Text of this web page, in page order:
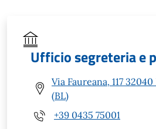
Ufficio segreteria e
Via Faureana, 117
(BL)
+39 0435 75001